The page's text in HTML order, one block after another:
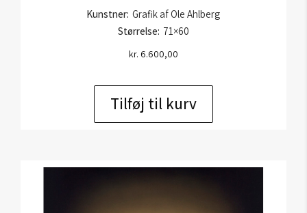
Kunstner: Grafik af Ole Ahlberg
Størrelse: 71×60
kr. 6.600,00
Tilføj til kurv